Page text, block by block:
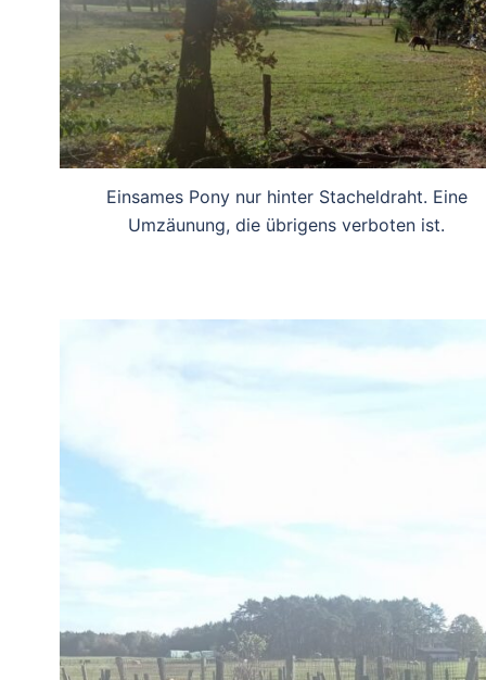
Einsames Pony nur hinter Stacheldraht. Eine
Umzäunung, die übrigens verboten ist.